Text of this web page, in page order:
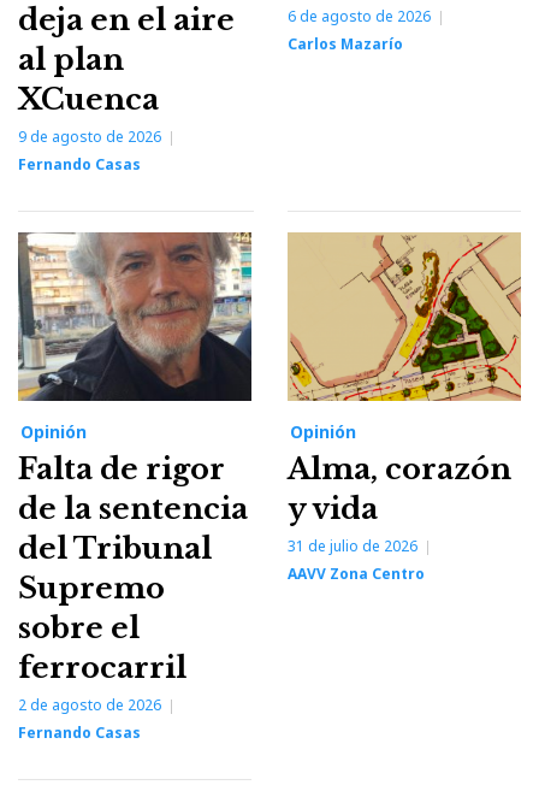
deja en el aire
al plan
XCuenca
9 de agosto de 2026
Fernando Casas
6 de agosto de 2026
Carlos Mazarío
Opinión
Falta de rigor
de la sentencia
del Tribunal
Supremo
sobre el
ferrocarril
2 de agosto de 2026
Fernando Casas
Opinión
Alma, corazón
y vida
31 de julio de 2026
AAVV Zona Centro